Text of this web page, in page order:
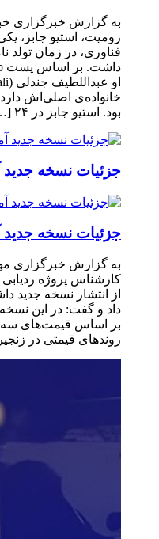
به گزارش خبرگزاری
زومیت، استیو جابز،
فناوری، در زمان تولد
خانواده‌ی اصلی‌اش
بود. استیو جابز در ۲۴ […]
جزئیات نسخه جدید
جزئیات نسخه جدید
به گزارش خبرگزاری
کارشناس پروژه
از انتشار نسخه جدید
داد و گفت: در این
بر اساس قیمت‌های
روندهای قیمتی در